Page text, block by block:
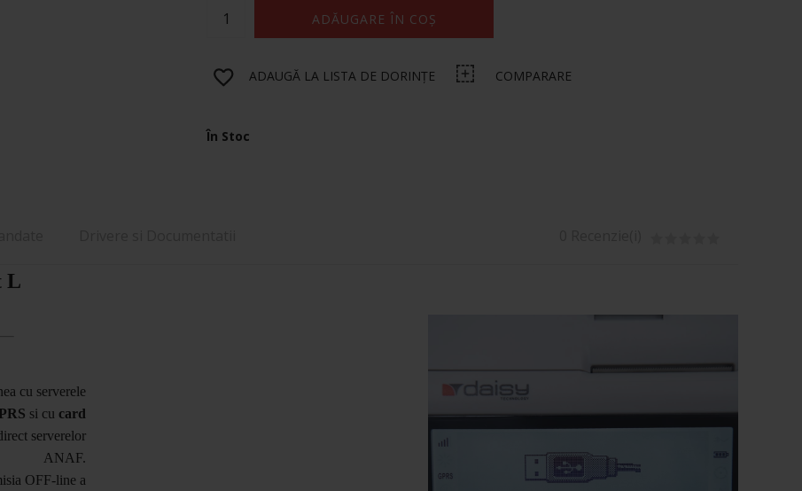
ADĂUGARE ÎN COȘ
ADAUGĂ LA LISTA DE DORINȚE COMPARARE
În Stoc
L
cu serverele
si cu card
serverelor
ANAF.
OFF-line a